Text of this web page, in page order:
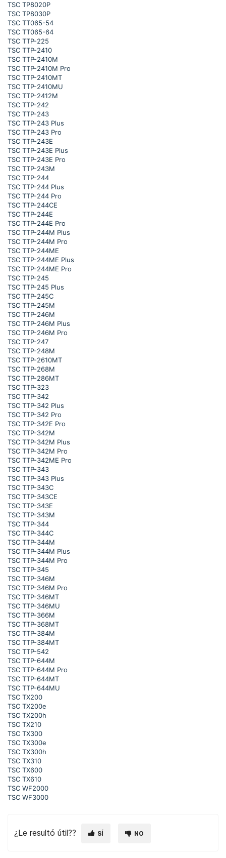
TSC TP8020P
TSC TP8030P
TSC TT065-54
TSC TT065-64
TSC TTP-225
TSC TTP-2410
TSC TTP-2410M
TSC TTP-2410M Pro
TSC TTP-2410MT
TSC TTP-2410MU
TSC TTP-2412M
TSC TTP-242
TSC TTP-243
TSC TTP-243 Plus
TSC TTP-243 Pro
TSC TTP-243E
TSC TTP-243E Plus
TSC TTP-243E Pro
TSC TTP-243M
TSC TTP-244
TSC TTP-244 Plus
TSC TTP-244 Pro
TSC TTP-244CE
TSC TTP-244E
TSC TTP-244E Pro
TSC TTP-244M Plus
TSC TTP-244M Pro
TSC TTP-244ME
TSC TTP-244ME Plus
TSC TTP-244ME Pro
TSC TTP-245
TSC TTP-245 Plus
TSC TTP-245C
TSC TTP-245M
TSC TTP-246M
TSC TTP-246M Plus
TSC TTP-246M Pro
TSC TTP-247
TSC TTP-248M
TSC TTP-2610MT
TSC TTP-268M
TSC TTP-286MT
TSC TTP-323
TSC TTP-342
TSC TTP-342 Plus
TSC TTP-342 Pro
TSC TTP-342E Pro
TSC TTP-342M
TSC TTP-342M Plus
TSC TTP-342M Pro
TSC TTP-342ME Pro
TSC TTP-343
TSC TTP-343 Plus
TSC TTP-343C
TSC TTP-343CE
TSC TTP-343E
TSC TTP-343M
TSC TTP-344
TSC TTP-344C
TSC TTP-344M
TSC TTP-344M Plus
TSC TTP-344M Pro
TSC TTP-345
TSC TTP-346M
TSC TTP-346M Pro
TSC TTP-346MT
TSC TTP-346MU
TSC TTP-366M
TSC TTP-368MT
TSC TTP-384M
TSC TTP-384MT
TSC TTP-542
TSC TTP-644M
TSC TTP-644M Pro
TSC TTP-644MT
TSC TTP-644MU
TSC TX200
TSC TX200e
TSC TX200h
TSC TX210
TSC TX300
TSC TX300e
TSC TX300h
TSC TX310
TSC TX600
TSC TX610
TSC WF2000
TSC WF3000
¿Le resultó útil?? SÍ NO